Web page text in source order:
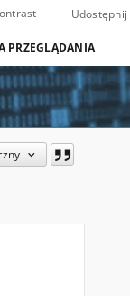
Udostępnij
PRZEGLĄDANIA